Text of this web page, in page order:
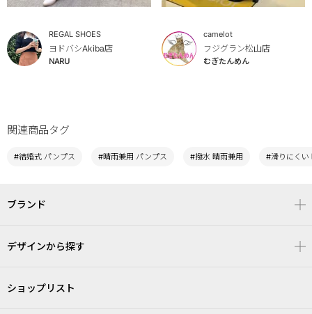
REGAL SHOES
ヨドバシAkiba店
NARU
camelot
フジグラン松山店
むぎたんめん
関連商品タグ
#結婚式 パンプス #晴雨兼用 パンプス #撥水 晴雨兼用 #滑りにくい
ブランド
デザインから探す
ショップリスト